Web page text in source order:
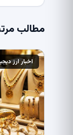
مطالب
اخبار ارز